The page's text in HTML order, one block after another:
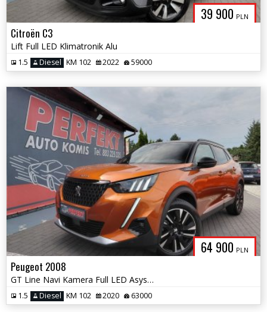
39 900 PLN
Citroën C3
Lift Full LED Klimatronik Alu
1.5 Diesel KM 102 2022 59000
64 900 PLN
Peugeot 2008
GT Line Navi Kamera Full LED Asystent pasa
1.5 Diesel KM 102 2020 63000